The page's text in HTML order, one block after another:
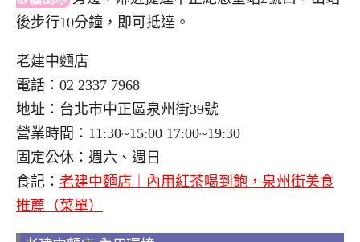
後步行10分鐘，即可抵達。
老建中麵店
電話：02 2337 7968
地址：台北市中正區泉州街39號
營業時間：11:30~15:00 17:00~19:30
固定公休：週六、週日
食記： 老建中麵店｜內用紅茶喝到飽，泉州街美食
推薦（菜單）